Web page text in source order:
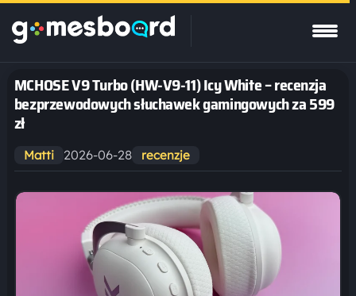
MCHOSE V9 Turbo (HW-V9-11) Icy White – recenzja
bezprzewodowych słuchawek gamingowych za 599
zł
Matti 2026-06-28 recenzje